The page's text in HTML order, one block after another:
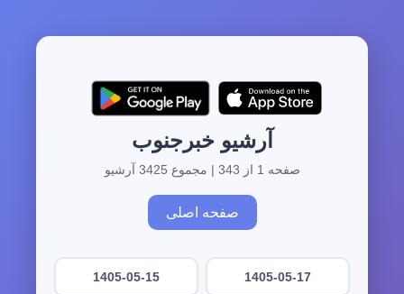
آرشیو خبرجنوب
صفحه 1 از 343 | مجموع 3425 آرشیو
صفحه اصلی
1405-05-17
1405-05-15